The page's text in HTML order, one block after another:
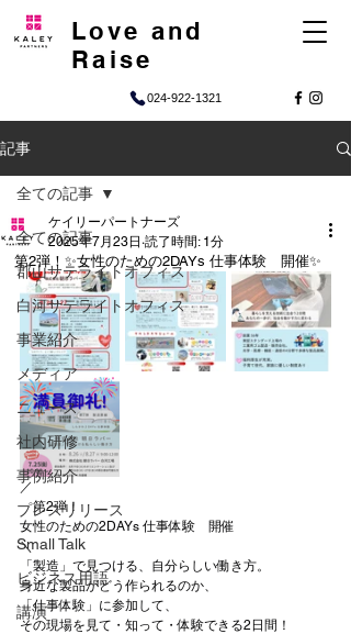
024-922-1321
Love and
Raise
記事
全ての記事
郡山サテライトオフィス
白河サテライトオフィス
事業紹介
メディア
ニュース
社内研修
事例紹介
プレスリリース
Small Talk
ビジネス用語
講演
全ての記事
第2弾！✨女性のための2DAYs 仕事体験 開催✨
ケイリーパートナーズ
2025年7月23日 読了時間: 1分
／
第2弾！
女性のための2DAYs 仕事体験　開催
＼
「製造」で見つける、自分らしい働き方。
身近な製品がどう作られるのか、
「仕事体験」に参加して、
その現場を見て・知って・体験できる2日間！